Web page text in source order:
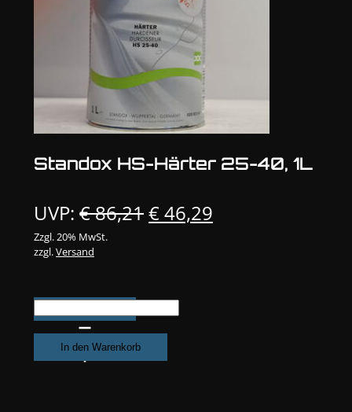
Standox HS-Härter 25-40, 1L
UVP: €86,21Ursprünglicher
€ 86,21
€46,29
Zzgl. 20% MwSt.
zzgl.Versand
Standox
HS-
Härter
25-
In den Warenkorb